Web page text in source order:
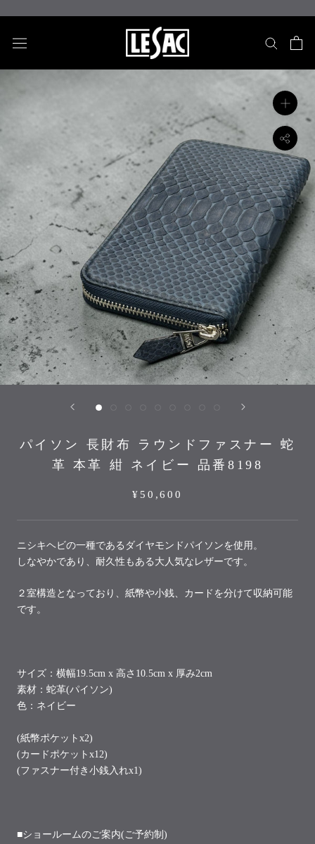
ッ
し
ツ
る
パイソン 長財布 ラウンドファスナー 蛇
革 本革 紺 ネイビー 品番8198
¥50,600
ニシキヘビの一種であるダイヤモンドパイソンを使用。
しなやかであり、耐久性もある大人気なレザーです。
２ 室構造となっており、紙幣や小銭、カードを分けて収納可能
です。
サイズ： 横幅19.5cm x 高さ10.5cm x 厚み2cm
素材：蛇革(パイソン)
色：ネイビー
(紙幣ポケットx2)
(カードポケットx12)
(ファスナー付き小銭入れx1)
■ショールームのご案内(ご予約制)